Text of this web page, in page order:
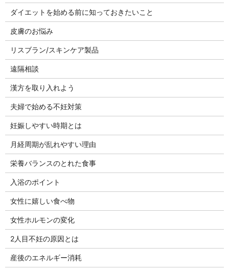
ダイエットを始める前に知っておきたいこと
皮膚のお悩み
リスブラン/スキンケア製品
遠隔相談
漢方を取り入れよう
夫婦で始める不妊対策
妊娠しやすい時期とは
月経周期が乱れやすい理由
栄養バランスのとれた食事
入浴のポイント
女性に嬉しい食べ物
女性ホルモンの変化
2人目不妊の原因とは
産後のエネルギー消耗